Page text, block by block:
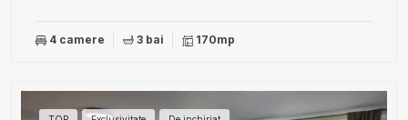
4 camere 3 bai 170mp